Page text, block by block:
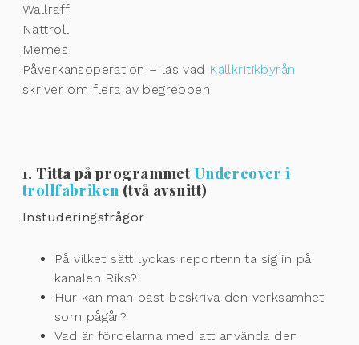
Wallraff
Nättroll
Memes
Påverkansoperation – läs vad Källkritikbyrån
skriver om flera av begreppen
1. Titta på programmet Undercover i
trollfabriken (två avsnitt)
Instuderingsfrågor
På vilket sätt lyckas reportern ta sig in på
kanalen Riks?
Hur kan man bäst beskriva den verksamhet
som pågår?
Vad är fördelarna med att använda den